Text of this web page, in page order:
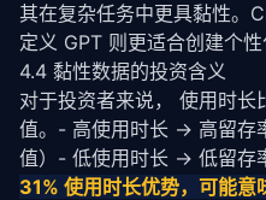
其在复杂任务中更具黏性。
定义 GPT 则更适合创建个性
4.4 黏性数据的投资含义
对于投资者来说， 使用时
值。- 高使用时长 → 高留存
值）- 低使用时长 → 低留存
31% 使用时长优势，可能意